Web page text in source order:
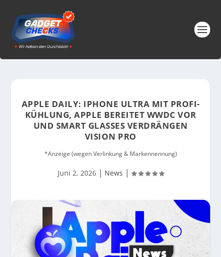
APPLE DAILY: IPHONE ULTRA MIT PROFI-
KÜHLUNG, APPLE BEREITET WWDC VOR
UND SMART GLASSES VERDRÄNGEN
VISION PRO
*Anzeige (wegen Verlinkung & Markennennung)
Juni 2, 2026| News |